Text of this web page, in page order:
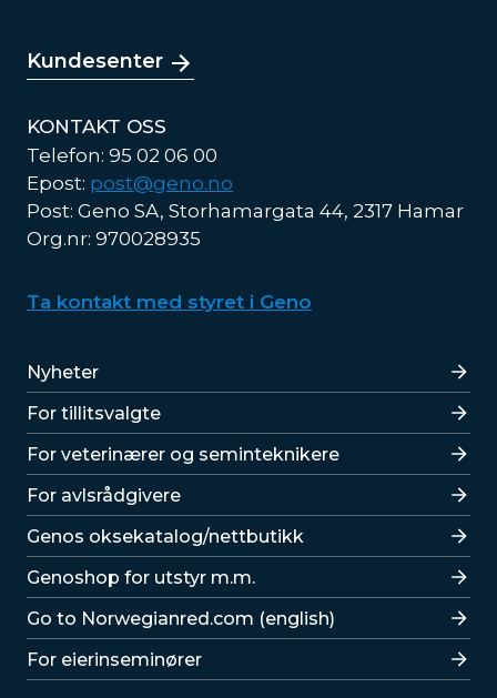
Kundesenter
KONTAKT OSS
Telefon: 95 02 06 00
Epost: post@geno.no
Post: Geno SA, Storhamargata 44, 2317 Hamar
Org.nr: 970028935
Ta kontakt med styret i Geno
Lenker
Nyheter
For tillitsvalgte
For veterinærer og seminteknikere
For avlsrådgivere
Lenker
Genos oksekatalog/nettbutikk
Genoshop for utstyr m.m.
Go to Norwegianred.com (english)
For eierinseminører